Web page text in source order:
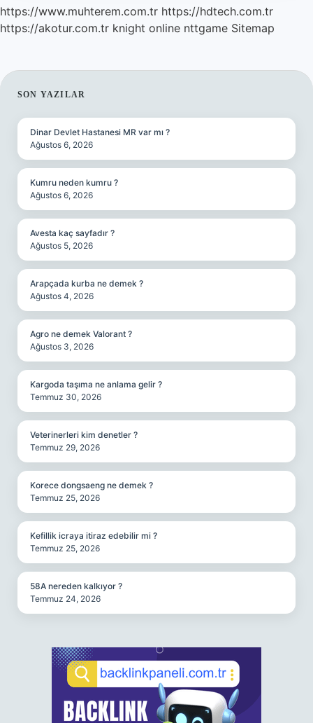
https://www.muhterem.com.tr https://hdtech.com.tr
https://akotur.com.tr knight online nttgame Sitemap
SIDEBAR
SON YAZILAR
Dinar Devlet Hastanesi MR var mı ?
Ağustos 6, 2026
Kumru neden kumru ?
Ağustos 6, 2026
Avesta kaç sayfadır ?
Ağustos 5, 2026
Arapçada kurba ne demek ?
Ağustos 4, 2026
Agro ne demek Valorant ?
Ağustos 3, 2026
Kargoda taşıma ne anlama gelir ?
Temmuz 30, 2026
Veterinerleri kim denetler ?
Temmuz 29, 2026
Korece dongsaeng ne demek ?
Temmuz 25, 2026
Kefillik icraya itiraz edebilir mi ?
Temmuz 25, 2026
58A nereden kalkıyor ?
Temmuz 24, 2026